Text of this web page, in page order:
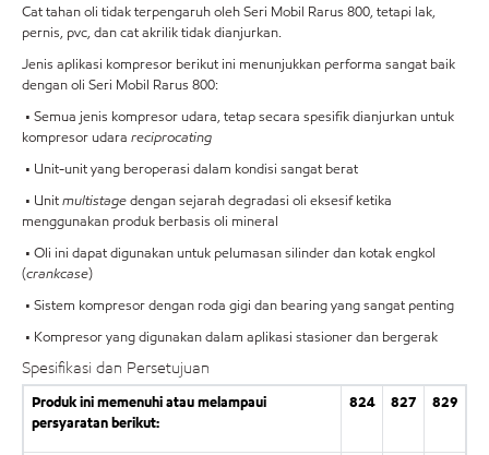
Cat tahan oli tidak terpengaruh oleh Seri Mobil Rarus 800, tetapi lak,
pernis, pvc, dan cat akrilik tidak dianjurkan.
Jenis aplikasi kompresor berikut ini menunjukkan performa sangat baik
dengan oli Seri Mobil Rarus 800:
• Semua jenis kompresor udara, tetap secara spesifik dianjurkan untuk
kompresor udara reciprocating
• Unit-unit yang beroperasi dalam kondisi sangat berat
• Unitmultistagedengan sejarah degradasi oli eksesif ketika
menggunakan produk berbasis oli mineral
• Oli ini dapat digunakan untuk pelumasan silinder dan kotak engkol
(crankcase)
• Sistem kompresor dengan roda gigi dan bearing yang sangat penting
• Kompresor yang digunakan dalam aplikasi stasioner dan bergerak
Spesifikasi dan Persetujuan
Produk ini memenuhi atau melampaui
persyaratan berikut:
824 827 829